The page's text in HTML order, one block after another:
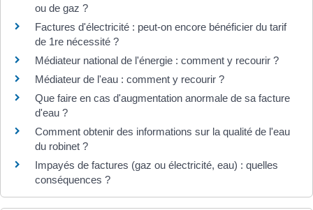
ou de gaz ?
Factures d'électricité : peut-on encore bénéficier du tarif
de 1re nécessité ?
Médiateur national de l'énergie : comment y recourir ?
Médiateur de l'eau : comment y recourir ?
Que faire en cas d'augmentation anormale de sa facture
d'eau ?
Comment obtenir des informations sur la qualité de l'eau
du robinet ?
Impayés de factures (gaz ou électricité, eau) : quelles
conséquences ?